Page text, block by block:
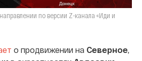
по версии Z-канала «Иди и
о продвижении на Северное